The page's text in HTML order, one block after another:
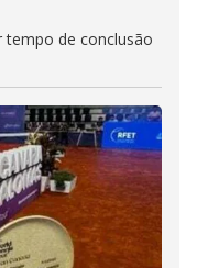
tempo de conclusão